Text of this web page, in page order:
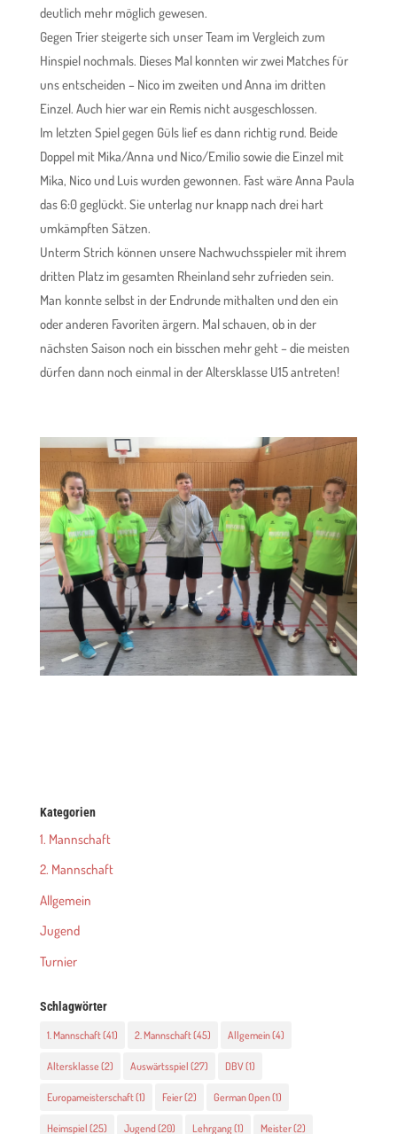
deutlich mehr möglich gewesen.
Gegen Trier steigerte sich unser Team im Vergleich zum
Hinspiel nochmals. Dieses Mal konnten wir zwei Matches für
uns entscheiden – Nico im zweiten und Anna im dritten
Einzel. Auch hier war ein Remis nicht ausgeschlossen.
Im letzten Spiel gegen Güls lief es dann richtig rund. Beide
Doppel mit Mika/Anna und Nico/Emilio sowie die Einzel mit
Mika, Nico und Luis wurden gewonnen. Fast wäre Anna Paula
das 6:0 geglückt. Sie unterlag nur knapp nach drei hart
umkämpften Sätzen.
Unterm Strich können unsere Nachwuchsspieler mit ihrem
dritten Platz im gesamten Rheinland sehr zufrieden sein.
Man konnte selbst in der Endrunde mithalten und den ein
oder anderen Favoriten ärgern. Mal schauen, ob in der
nächsten Saison noch ein bisschen mehr geht – die meisten
dürfen dann noch einmal in der Altersklasse U15 antreten!
Kategorien
1. Mannschaft
2. Mannschaft
Allgemein
Jugend
Turnier
Schlagwörter
1. Mannschaft(41) 2. Mannschaft(45) Allgemein(4)
Altersklasse (2) Auswärtsspiel (27) DBV(1)
Europameisterschaft(1) Feier(2) German Open(1)
Heimspiel (25) Jugend(20) Lehrgang(1) Meister(2)